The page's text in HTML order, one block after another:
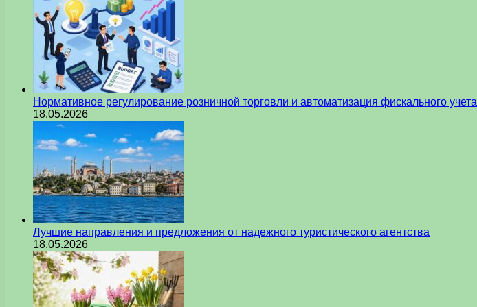
Нормативное регулирование розничной торговли и автоматизация фискального учета
18.05.2026
Лучшие направления и предложения от надежного туристического агентства
18.05.2026